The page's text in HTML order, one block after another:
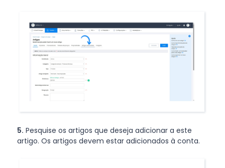
5. Pesquise os artigos que deseja adicionar a este
artigo. Os artigos devem estar adicionados à conta.